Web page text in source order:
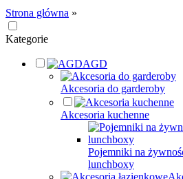
Strona główna »
Kategorie
AGD
Akcesoria do garderoby
Akcesoria kuchenne
Pojemniki na
lunchboxy